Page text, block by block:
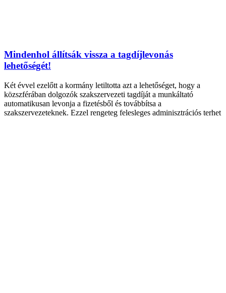
Mindenhol állítsák vissza a tagdíjlevonás
lehetőségét!
Két évvel ezelőtt a kormány letiltotta azt a lehetőséget, hogy a
közszférában dolgozók szakszervezeti tagdíját a munkáltató
automatikusan levonja a fizetésből és továbbítsa a
szakszervezeteknek. Ezzel rengeteg felesleges adminisztrációs terhet